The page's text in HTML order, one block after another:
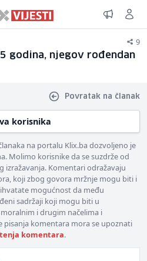
9
godina, njegov rođendan
Povratak na članak
korisnika
na portalu Klix.ba dozvoljeno je
Molimo korisnike da se suzdrže od
izražavanja. Komentari odražavaju
koji zbog govora mržnje mogu biti i
mogućnost da među
sadržaji koji mogu biti u
i drugim načelima i
pisanja komentara mora se upoznati
komentara.